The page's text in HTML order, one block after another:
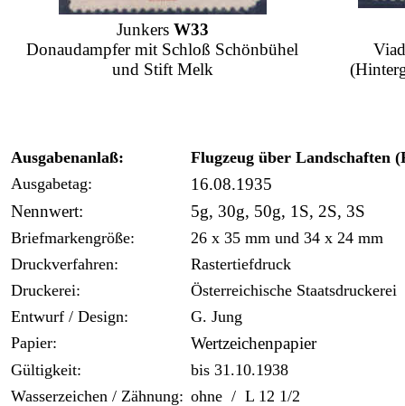
Junkers W33
Donaudampfer mit Schloß Schönbühel
und Stift Melk
Ausgabenanlaß:
Flugzeug über Landschaften
Ausgabetag:
16.08.1935
Nennwert:
5g, 30g, 50g, 1S, 2S, 3S
Briefmarkengröße:
26 x 35 mm und 34 x 24 mm
Druckverfahren:
Rastertiefdruck
Druckerei:
Österreichische Staatsdruckerei
Entwurf / Design:
G. Jung
Papier:
Wertzeichenpapier
Gültigkeit:
bis 31.10.1938
Wasserzeichen / Zähnung: ohne / L 12 1/2